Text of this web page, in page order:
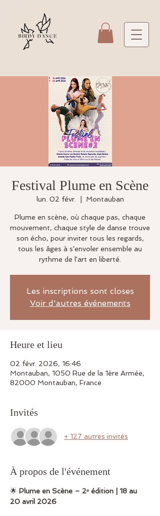
Festival Plume en Scène
lun. 02 févr. Montauban
Plume en scène, où chaque pas, chaque
mouvement, chaque style de danse trouve
son écho, pour inviter tous les regards,
tous les âges à s'envoler ensemble au
rythme de l'art en liberté.
Les inscriptions sont closes
Voir d'autres événements
Heure et lieu
02 févr. 2026, 16:46
Montauban, 1050 Rue de la 1ère Armée,
82000 Montauban, France
Invités
+ 127 autres invités
À propos de l'événement
🌟 Plume en Scène – 2ᵉ édition | 18 au
20 avril 2026